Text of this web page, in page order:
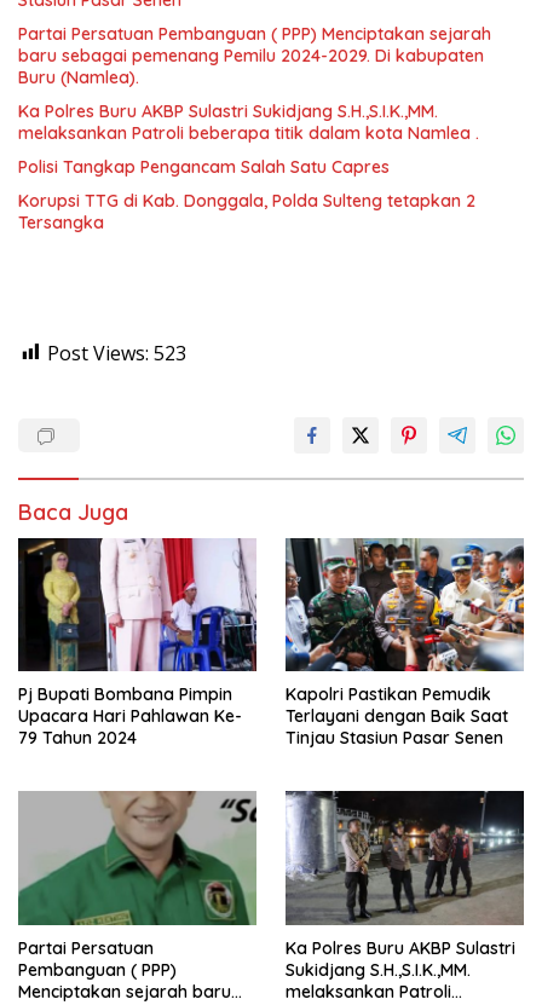
Partai Persatuan Pembanguan ( PPP) Menciptakan sejarah
baru sebagai pemenang Pemilu 2024-2029. Di kabupaten
Buru (Namlea).
Ka Polres Buru AKBP Sulastri Sukidjang S.H.,S.I.K.,MM.
melaksankan Patroli beberapa titik dalam kota Namlea .
Polisi Tangkap Pengancam Salah Satu Capres
Korupsi TTG di Kab. Donggala, Polda Sulteng tetapkan 2
Tersangka
Post Views: 523
Baca Juga
Pj Bupati Bombana Pimpin
Upacara Hari Pahlawan Ke-
79 Tahun 2024
Kapolri Pastikan Pemudik
Terlayani dengan Baik Saat
Tinjau Stasiun Pasar Senen
Partai Persatuan
Pembanguan ( PPP)
Menciptakan sejarah baru
Ka Polres Buru AKBP Sulastri
Sukidjang S.H.,S.I.K.,MM.
melaksankan Patroli